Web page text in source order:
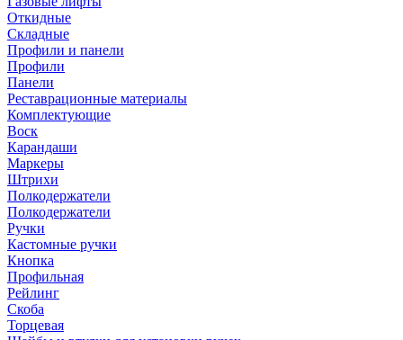
Откидные
Складные
Профили и панели
Профили
Панели
Реставрационные материалы
Комплектующие
Воск
Карандаши
Маркеры
Штрихи
Полкодержатели
Полкодержатели
Ручки
Кастомные ручки
Кнопка
Профильная
Рейлинг
Скоба
Торцевая